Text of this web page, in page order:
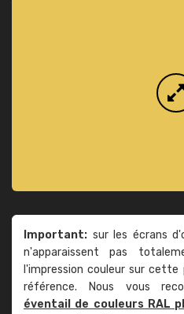
Important: sur les écrans
n'apparaissent pas
l'impression couleur sur
référence. Nous vous
éventail de couleurs RAL